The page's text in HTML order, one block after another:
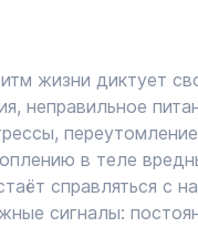
жизни диктует
неправильное
в теле
справляться с
сигналы: